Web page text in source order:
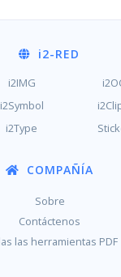
i2-RED
i2IMG
i2Symbol
i2Type
COMPAÑÍA
Sobre
Contáctenos
las herramientas PDF